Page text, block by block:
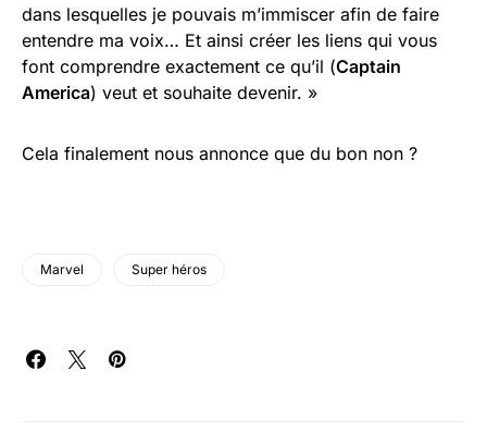
dans lesquelles je pouvais m’immiscer afin de faire
entendre ma voix… Et ainsi créer les liens qui vous
font comprendre exactement ce qu’il (Captain
America) veut et souhaite devenir. »
Cela finalement nous annonce que du bon non ?
Marvel Super héros